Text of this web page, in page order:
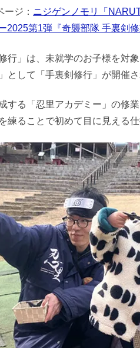
ジ： ニジゲンノモリ「
2025第1弾『奇襲部隊 手裏剣修
行」は、未就学のお子様を対
として「手裏剣修行」が開催さ
する「忍里アカデミー」の修
練ることで初めて目に見える仕